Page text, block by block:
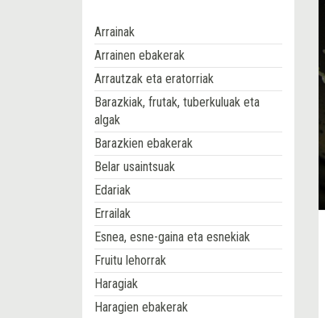
Arrainak
Arrainen ebakerak
Arrautzak eta eratorriak
Barazkiak, frutak, tuberkuluak eta
algak
Barazkien ebakerak
Belar usaintsuak
Edariak
Errailak
Esnea, esne-gaina eta esnekiak
Fruitu lehorrak
Haragiak
Haragien ebakerak